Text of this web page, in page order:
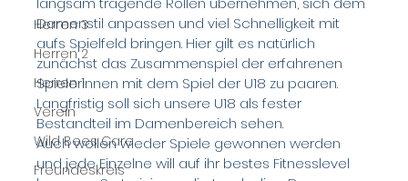
Herren 3
Herren 2
Herren 1
Verein
Wild Bees Care
Freundeskreis
Damenstil anpassen und viel Schnelligkeit mit
aufs Spielfeld bringen. Hier gilt es natürlich
zunächst das Zusammenspiel der erfahrenen
Spielerinnen mit dem Spiel der U18 zu paaren.
Langfristig soll sich unsere U18 als fester
Bestandteil im Damenbereich sehen.
Auch wollen wieder Spiele gewonnen werden
und jede Einzelne will auf ihr bestes Fitnesslevel